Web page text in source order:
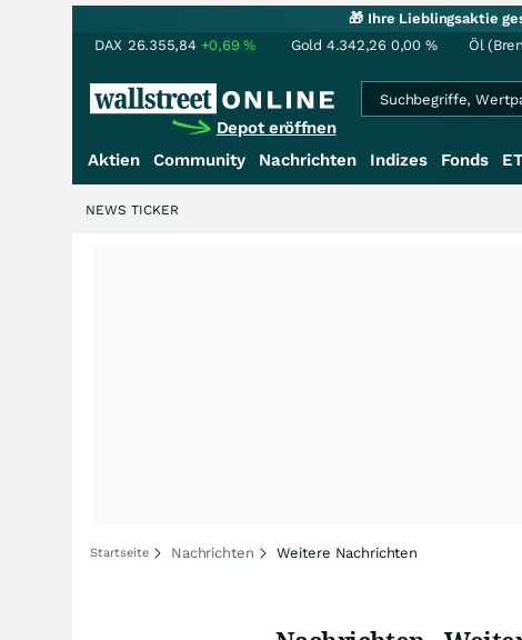
🎁 Ihre Lieblingsaktie
DAX 26.355,84 +0,69% Gold 4.342,26 0,00 % Öl
Depot eröffnen
Aktien Community Nachrichten Indizes Fonds
NEWS TICKER
Startseite Nachrichten Weitere Nachrichten